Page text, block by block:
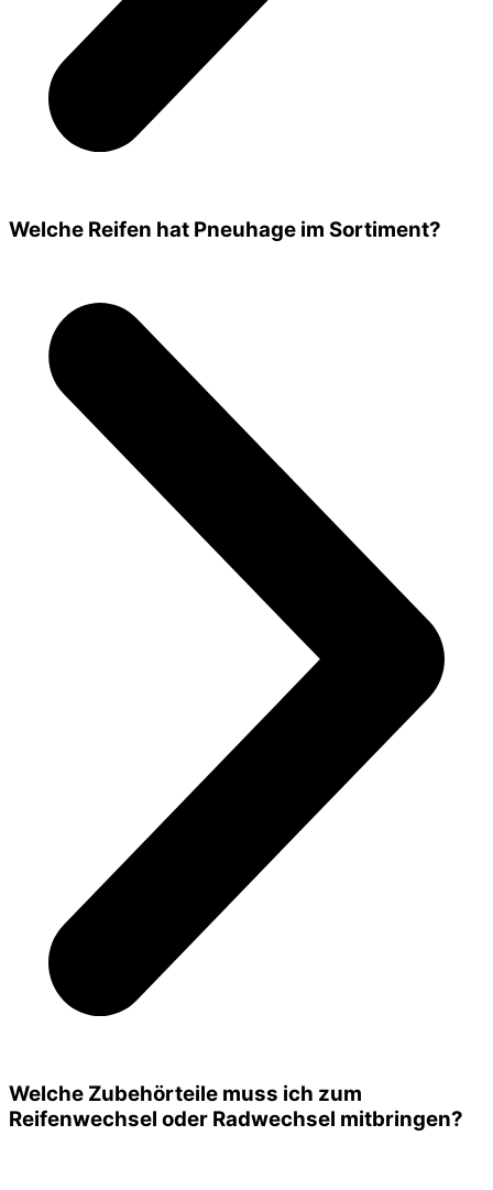
Welche Reifen hat Pneuhage im Sortiment?
Welche Zubehörteile muss ich zum
Reifenwechsel oder Radwechsel mitbringen?